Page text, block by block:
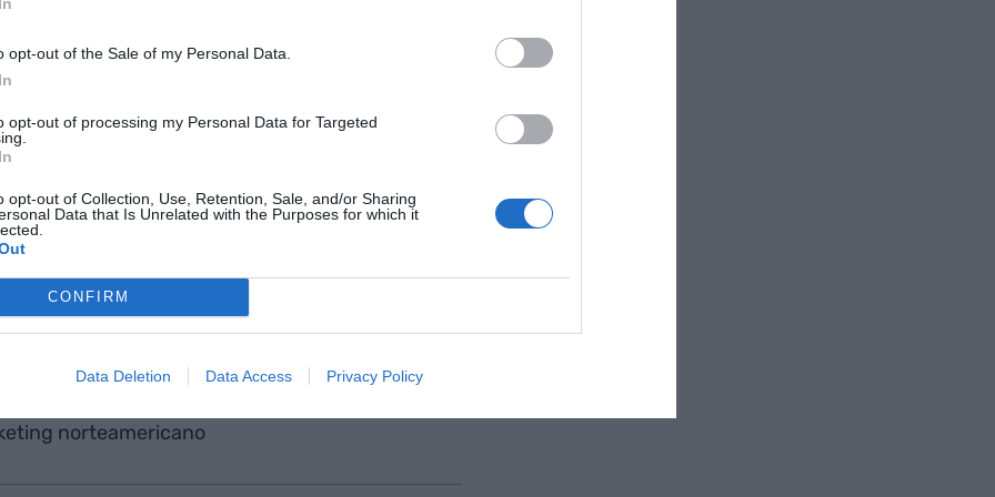
opt-out of the Sale of my Personal Data.
opt-out of processing my Personal Data for Targeted
opt-out of Collection, Use, Retention, Sale, and/or Sharing
Data that Is Unrelated with the Purposes for which it
CONFIRM
Data Deletion Data Access Privacy Policy
la extinción. Nos empezamos a recuperar hace
a los 30.000. Ahora somos más de 8.000
Kotler y la tecnología
= Organización Vieja y Cara)
norteamericano